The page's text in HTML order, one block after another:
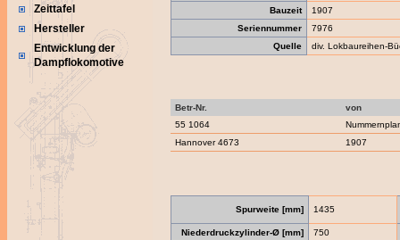
Zeittafel
Hersteller
Entwicklung der
Dampflokomotive
Bauzeit
1907
Seriennummer
7976
Quelle
div. Lokbaureihen-
Betr-Nr.
von
55 1064
Hannover 4673
1907
Spurweite [mm] 1435
Niederdruckzylinder-Ø [mm]
750